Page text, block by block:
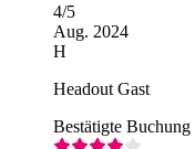
4/5
Aug. 2024
H
Headout Gast
Bestätigte Buchung